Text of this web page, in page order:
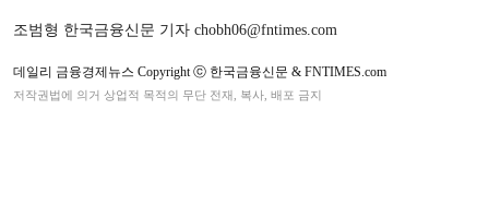
조범형 한국금융신문 기자 chobh06@fntimes.com
데일리 금융경제뉴스 Copyright ⓒ 한국금융신문 & FNTIMES.com
저작권법에 의거 상업적 목적의 무단 전재, 복사, 배포 금지